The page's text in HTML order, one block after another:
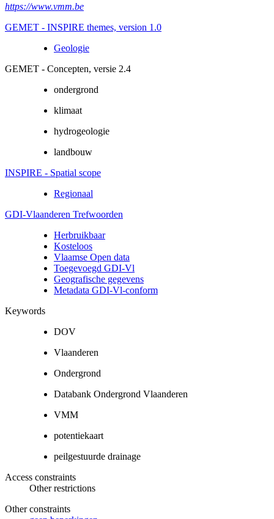
https://www.vmm.be
GEMET - INSPIRE themes, version 1.0
Geologie
GEMET - Concepten, versie 2.4
ondergrond
klimaat
hydrogeologie
landbouw
INSPIRE - Spatial scope
Regionaal
GDI-Vlaanderen Trefwoorden
Herbruikbaar
Kosteloos
Vlaamse Open data
Toegevoegd GDI-Vl
Geografische gegevens
Metadata GDI-Vl-conform
Keywords
DOV
Vlaanderen
Ondergrond
Databank Ondergrond Vlaanderen
VMM
potentiekaart
peilgestuurde drainage
Access constraints
Other restrictions
Other constraints